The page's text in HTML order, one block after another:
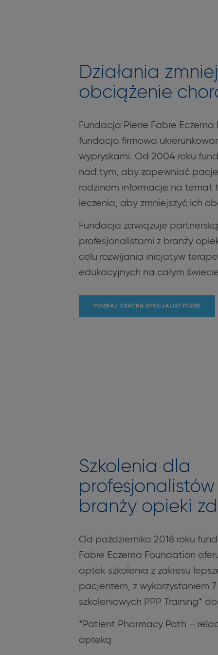
Działania
obciążenie
Fundacja Pierre Fabre
fundacja firmowa
wypryskami. Od 2004 roku
nad tym, aby zapewniać
rodzinom informacje na temat
leczenia, aby zmniejszyć ich
Fundacja zawiązuje
profesjonalistami z branży
celu rozwijania inicjatyw
edukacyjnych na całym
POZNAJ CENTRA SPECJALISTYCZNE
Szkolenia dla
profesjonalistów
branży opieki
Od października 2018 roku
Fabre Eczema Foundation
aptek szkolenia z zakresu
pacjentem, z wykorzystaniem 7
szkoleniowych PPP Training*
*Patient Pharmacy Path –
apteką